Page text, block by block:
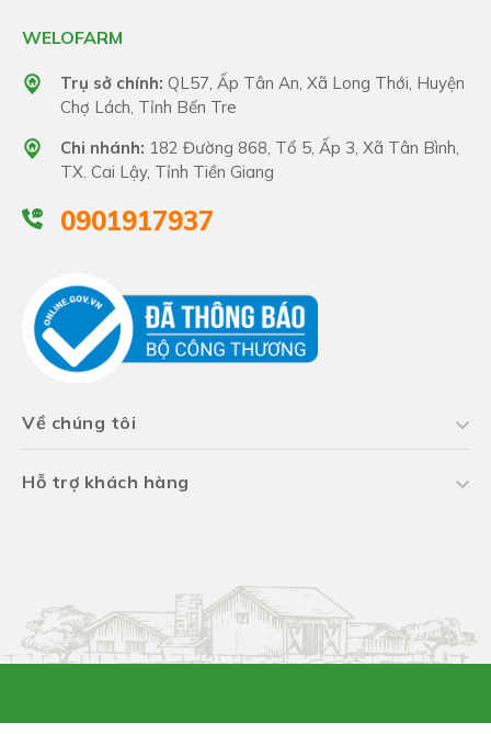
WELOFARM
Trụ sở chính: QL57, Ấp Tân An, Xã Long Thới, Huyện
Chợ Lách, Tỉnh Bến Tre
Chi nhánh: 182 Đường 868, Tổ 5, Ấp 3, Xã Tân Bình,
TX. Cai Lậy, Tỉnh Tiền Giang
0901917937
Về chúng tôi
Hỗ trợ khách hàng